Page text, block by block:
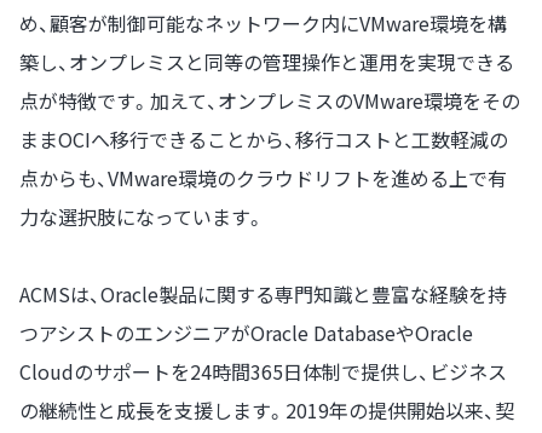
め、顧客が制御可能なネットワーク内にVMware環境を構
築し、オンプレミスと同等の管理操作と運用を実現できる
点が特徴です。加えて、オンプレミスのVMware環境をその
ままOCIへ移行できることから、移行コストと工数軽減の
点からも、VMware環境のクラウドリフトを進める上で有
力な選択肢になっています。
ACMSは、Oracle製品に関する専門知識と豊富な経験を持
つアシストのエンジニアがOracle DatabaseやOracle
Cloudのサポートを24時間365日体制で提供し、ビジネス
の継続性と成長を支援します。2019年の提供開始以来、契